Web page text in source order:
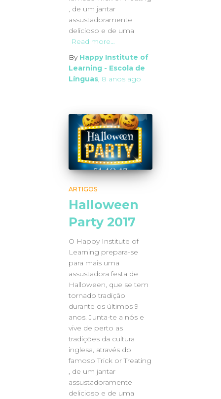
, de um jantar
assustadoramente
delicioso e de uma
Read more…
By Happy Institute of
Learning - Escola de
Línguas, 8 anos ago
ARTIGOS
Halloween
Party 2017
O Happy Institute of
Learning prepara-se
para mais uma
assustadora festa de
Halloween, que se tem
tornado tradição
durante os últimos 9
anos. Junta-te a nós e
vive de perto as
tradições da cultura
inglesa, através do
famoso Trick or Treating
, de um jantar
assustadoramente
delicioso e de uma